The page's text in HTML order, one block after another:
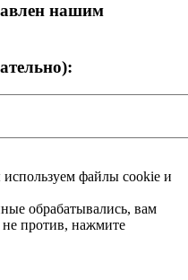
нашим
файлы cookie и
обрабатывались, вам
не против, нажмите